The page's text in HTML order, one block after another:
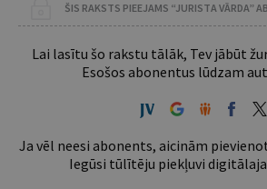
ŠIS RAKSTS PIEEJAMS “JURISTA VĀRDA”
Lai lasītu šo rakstu tālāk, Tev jābūt
Esošos abonentus lūdzam
Ja vēl neesi abonents, aicinām
Iegūsi tūlītēju piekļuvi